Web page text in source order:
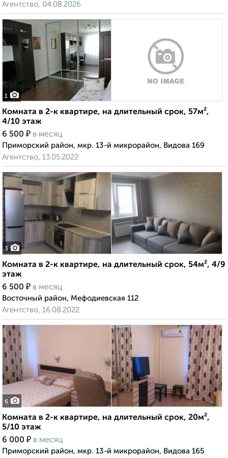
Агентство, 04.08.2026
1
Комната в 2-к квартире, на длительный срок, 57м²,
4/10 этаж
6 500 ₽ в месяц
Приморский район, мкр. 13-й микрорайон, Видова 169
Агентство, 13.05.2022
3
Комната в 2-к квартире, на длительный срок, 54м², 4/9
этаж
6 500 ₽ в месяц
Восточный район, Мефодиевская 112
Агентство, 16.08.2022
6
Комната в 2-к квартире, на длительный срок, 20м²,
5/10 этаж
6 000 ₽ в месяц
Приморский район, мкр. 13-й микрорайон, Видова 165